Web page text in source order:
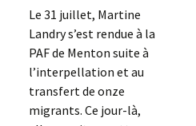
Le 31 juillet, Martine
Landry s’est rendue à la
PAF de Menton suite à
l’interpellation et au
transfert de onze
migrants. Ce jour-là,